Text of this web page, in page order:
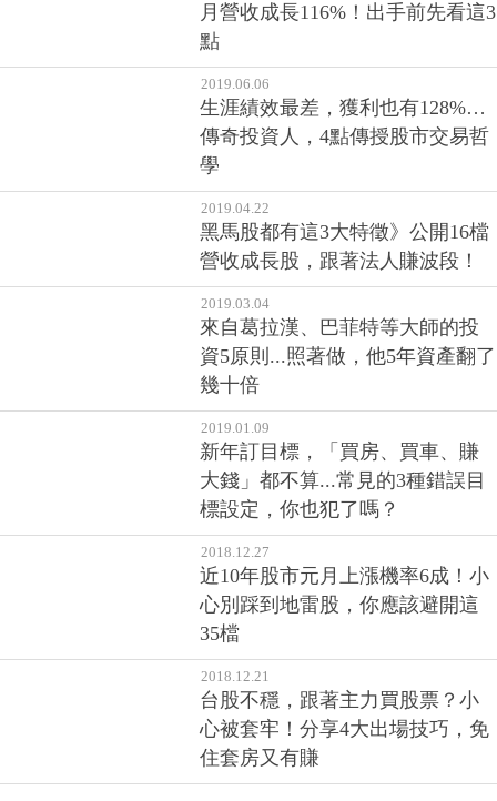
月營收成長116%！出手前先看這3
點
2019.06.06
生涯績效最差，獲利也有128%…
傳奇投資人，4點傳授股市交易哲
學
2019.04.22
黑馬股都有這3大特徵》公開16檔
營收成長股，跟著法人賺波段！
2019.03.04
來自葛拉漢、巴菲特等大師的投
資5原則...照著做，他5年資產翻了
幾十倍
2019.01.09
新年訂目標，「買房、買車、賺
大錢」都不算...常見的3種錯誤目
標設定，你也犯了嗎？
2018.12.27
近10年股市元月上漲機率6成！小
心別踩到地雷股，你應該避開這
35檔
2018.12.21
台股不穩，跟著主力買股票？小
心被套牢！分享4大出場技巧，免
住套房又有賺